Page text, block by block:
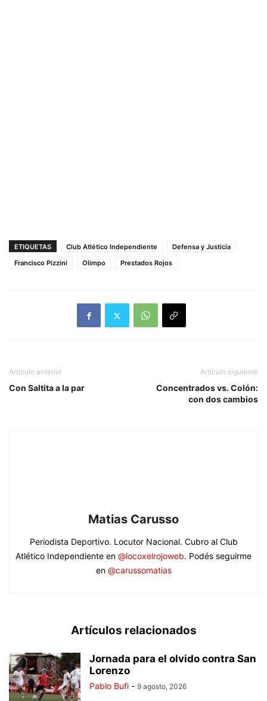
ETIQUETAS Club Atlético Independiente
Defensa y Justicia
Francisco Pizzini
Olimpo Prestados Rojos
Artículo anterior
Con Saltita a la par
Artículo siguiente
Concentrados vs. Colón:
con dos cambios
Matias Carusso
Periodista Deportivo. Locutor Nacional. Cubro al Club
Atlético Independiente en @locoxelrojoweb. Podés seguirme
en @carussomatias
Artículos relacionados
Jornada para el olvido contra San
Lorenzo
Pablo Bufi - 9 agosto, 2026